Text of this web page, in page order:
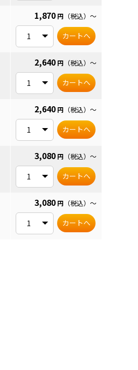
1,870 円 （税込） ～
カートへ
2,640 円 （税込） ～
カートへ
2,640 円 （税込） ～
カートへ
3,080 円 （税込） ～
カートへ
3,080 円 （税込） ～
カートへ